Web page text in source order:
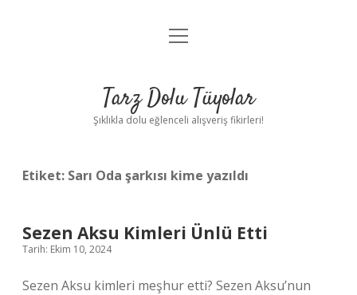
Anasayfa
Yasal Uyarı
menüyü
Tarz Dolu Tüyolar
Şıklıkla dolu eğlenceli alışveriş fikirleri!
Etiket: Sarı Oda şarkısı kime yazıldı
Sezen Aksu Kimleri Ünlü Etti
Tarih: Ekim 10, 2024
Sezen Aksu kimleri meşhur etti? Sezen Aksu’nun